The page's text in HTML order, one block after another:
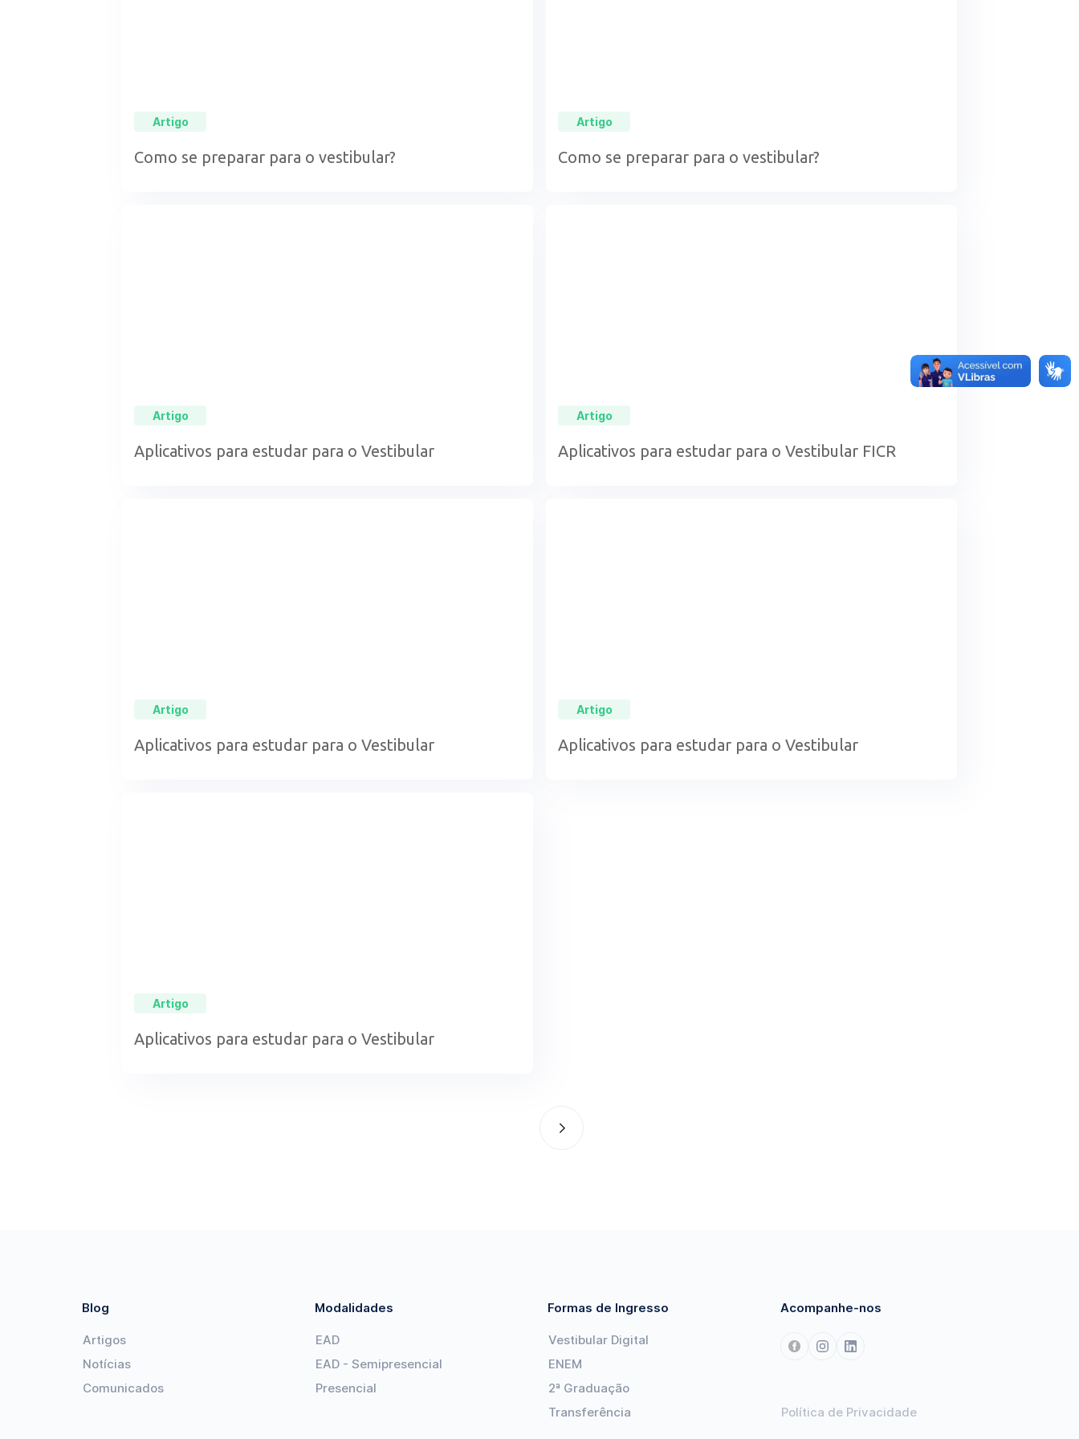
Artigo
Como se preparar para o vestibular?
Artigo
Como se preparar para o vestibular?
Artigo
Aplicativos para estudar para o Vestibular
Artigo
Aplicativos para estudar para o Vestibular FICR
Artigo
Aplicativos para estudar para o Vestibular
Artigo
Aplicativos para estudar para o Vestibular
Artigo
Aplicativos para estudar para o Vestibular
Blog
Artigos
Notícias
Comunicados
Modalidades
EAD
EAD - Semipresencial
Presencial
Formas de Ingresso
Vestibular Digital
ENEM
2ª Graduação
Transferência
Acompanhe-nos
Política de Privacidade